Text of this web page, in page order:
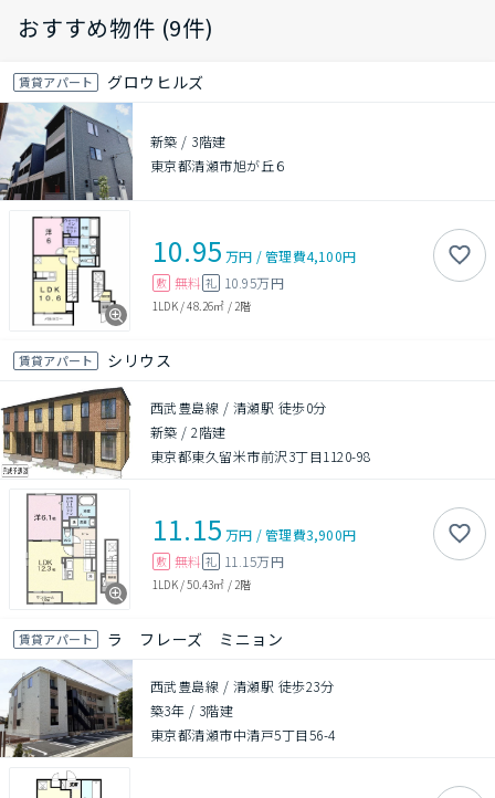
おすすめ物件 (9件)
賃貸アパート グロウヒルズ
新築 / 3階建
東京都清瀬市旭が丘６
10.95 万円 /管理費4,100円
敷 無料 礼 10.95万円
1LDK/48.26㎡ / 2階
賃貸アパート シリウス
西武豊島線 / 清瀬駅 徒歩0分
新築 /2階建
東京都東久留米市前沢3丁目1120-98
11.15 万円 /管理費3,900円
敷 無料 礼 11.15万円
1LDK/50.43㎡ / 2階
賃貸アパート ラ フレーズ ミニョン
西武豊島線 / 清瀬駅 徒歩23分
築3年 / 3階建
東京都清瀬市中清戸5丁目56-4